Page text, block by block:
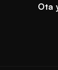
Ota